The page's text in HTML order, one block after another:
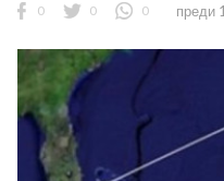
0 0 0 преди